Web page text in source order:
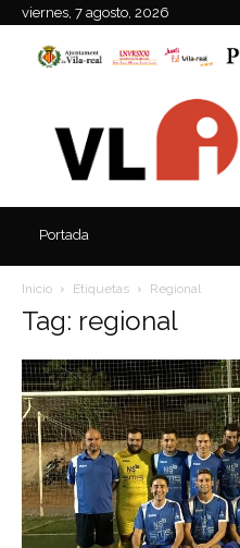
viernes, 7 agosto, 2026
Portada
Inicio Etiquetas Regional
Tag: regional